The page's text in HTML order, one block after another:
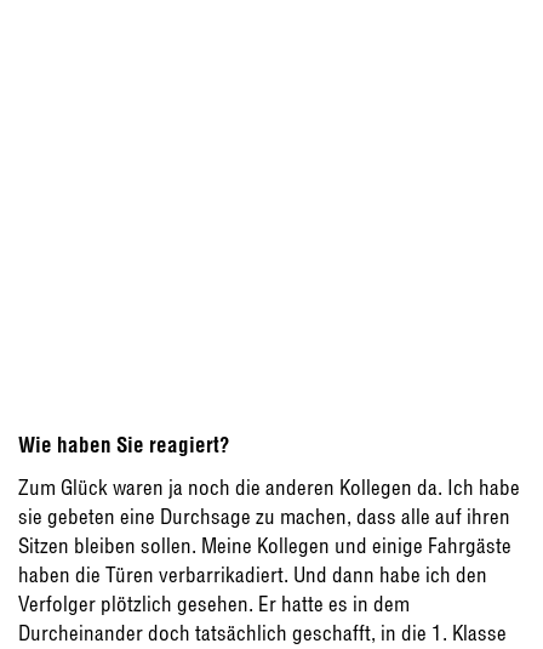
Wie haben Sie reagiert?
Zum Glück waren ja noch die anderen Kollegen da. Ich habe
sie gebeten eine Durchsage zu machen, dass alle auf ihren
Sitzen bleiben sollen. Meine Kollegen und einige Fahrgäste
haben die Türen verbarrikadiert. Und dann habe ich den
Verfolger plötzlich gesehen. Er hatte es in dem
Durcheinander doch tatsächlich geschafft, in die 1. Klasse